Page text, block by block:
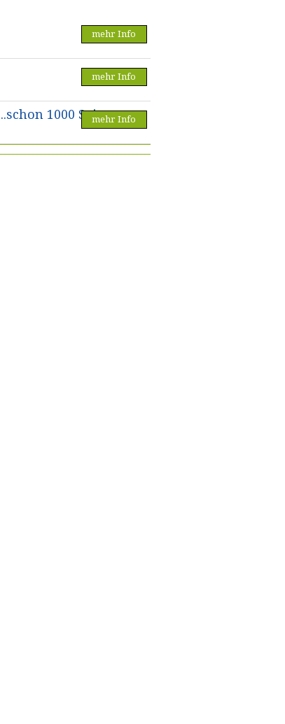
mehr Info
mehr Info
1000 Seiten...
mehr Info